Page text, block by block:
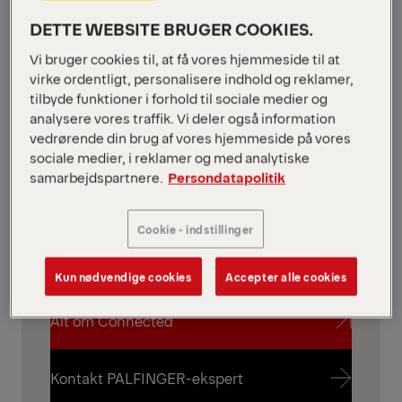
Smart flådestyring
DIGITALE TJENESTER
Hold styr på din PALFINGER-flåde med
Connected.
overvåge brug og mindske stilstand — og
reducer samtidig den administrative
indsats.
Alt om Connected
Alt om Connected
Kontakt PALFINGER-ekspert
DETTE WEBSITE BRUGER COOKIES.
Vi bruger cookies til, at få vores hjemmeside til at
virke ordentligt, personalisere indhold og reklamer,
tilbyde funktioner i forhold til sociale medier og
analysere vores traffik. Vi deler også information
vedrørende din brug af vores hjemmeside på vores
sociale medier, i reklamer og med analytiske
samarbejdspartnere. Persondatapolitik
Cookie - indstillinger
Kun nødvendige cookies Accepter alle cookies